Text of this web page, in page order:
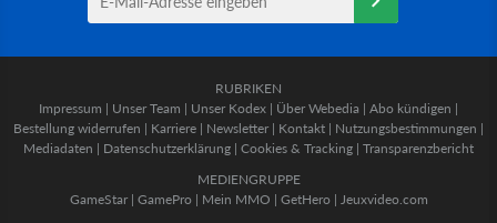
RUBRIKEN
Impressum | Unser Team | Unser Kodex | Über Webedia | Abo kündigen |
Bestellung widerrufen | Karriere | Newsletter | Kontakt | Nutzungsbestimmungen |
Mediadaten | Datenschutzerklärung | Cookies & Tracking | Transparenzbericht
MEDIENGRUPPE
GameStar| GamePro | Mein MMO | GetHero | Jeuxvideo.com